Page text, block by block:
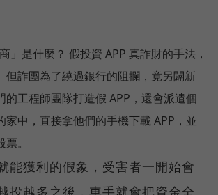
」是什麼？ 假投資 APP 真詐財的手法，
但詐團為了繞過銀行的阻攔，竟另闢新
的工程師團隊打造假 APP，還會派遣個
家中，直接拿他們的手機下載 APP，並
。
能獲利的假象，受害者一開始會
投越多之後，車手就會把資金全